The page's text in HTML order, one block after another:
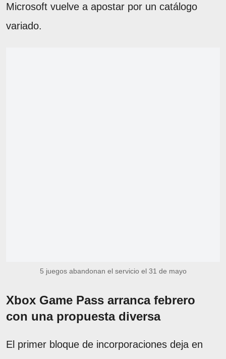
Microsoft vuelve a apostar por un catálogo
variado.
5 juegos abandonan el servicio el 31 de mayo
Xbox Game Pass arranca febrero
con una propuesta diversa
El primer bloque de incorporaciones deja en